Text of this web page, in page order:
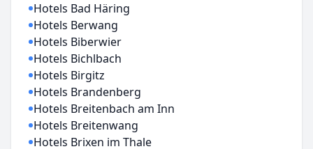
Hotels Bad Häring
Hotels Berwang
Hotels Biberwier
Hotels Bichlbach
Hotels Birgitz
Hotels Brandenberg
Hotels Breitenbach am Inn
Hotels Breitenwang
Hotels Brixen im Thale